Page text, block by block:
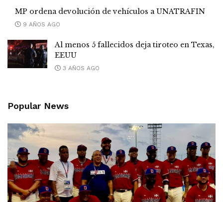
MP ordena devolución de vehículos a UNATRAFIN
9 AÑOS AGO
Al menos 5 fallecidos deja tiroteo en Texas,
EEUU
3 AÑOS AGO
Popular News